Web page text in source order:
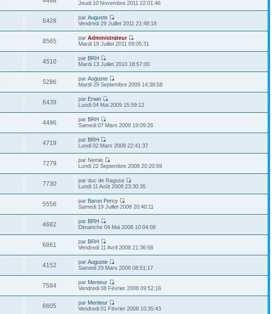
Jeudi 10 Novembre 2011 22:01:46
6428 parAuguste
Vendredi 29 Juillet 2011 21:48:18
8565 parAdministrateur
Mardi 19 Juillet 2011 09:05:31
4510 par BRH
Mardi 13 Juillet 2010 18:57:00
5286 parAuguste
Mardi 29 Septembre 2009 14:38:58
6439 par Erwin
Lundi 04 Mai 2009 15:59:12
4496 par BRH
Samedi 07 Mars 2009 19:09:26
4719 par BRH
Lundi 02 Mars 2009 22:41:37
7279
par Nemie
Lundi 22 Septembre 2008 20:20:59
7730
par duc de Raguse
Lundi 11 Août 2008 23:30:35
5556 par Baron Percy
Samedi 19 Juillet 2008 20:40:11
4682 par BRH
Dimanche 04 Mai 2008 10:04:08
6861 par BRH
Vendredi 11 Avril 2008 21:36:58
4152 parAuguste
Samedi 29 Mars 2008 08:51:17
7584 par Menteur
Vendredi 08 Février 2008 09:52:16
6605 par Menteur
Vendredi 01 Février 2008 10:35:43